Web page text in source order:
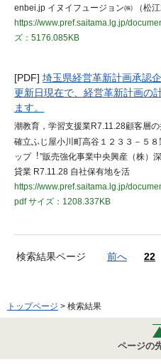
enbei.jp イヌイフュージョン㈱ （松
https://www.pref.saitama.lg.jp/
ズ：5176.085KB
[PDF] 埼玉県経営革新計画承認
更新日現在で、経営革新計画の
ます。
潮教育，学習支援業R7.11.28顧客層
確立ふじ屋小川町高谷１２３３－５
ップ︕”販売強化事業中央興産（株）
貸業 R7.11.28 自社保有地を活
https://www.pref.saitama.lg.jp/
pdfサイズ：1208.337KB
検索結果ページ 前へ 22
トップページ > 検索結果
ページの